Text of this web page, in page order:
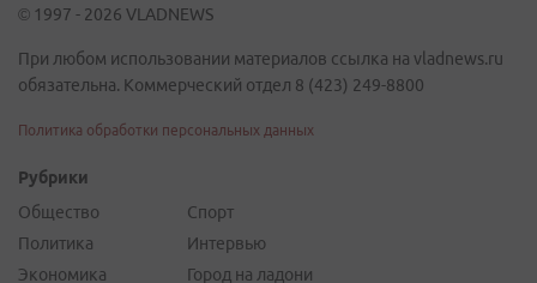
© 1997 - 2026 VLADNEWS
При любом использовании материалов ссылка на vladnews.ru
обязательна. Коммерческий отдел 8 (423) 249-8800
Политика обработки персональных данных
Рубрики
Общество
Политика
Экономика
Спорт
Интервью
Город на ладони